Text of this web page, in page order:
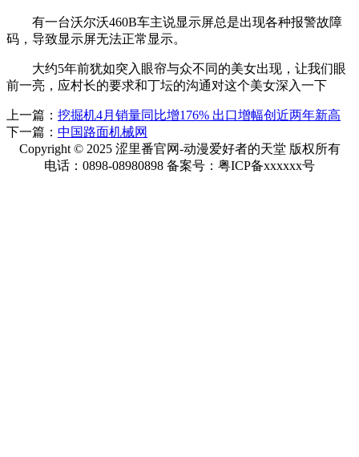
有一台沃尔沃460B车主说显示屏总是出现各种报警故障
码，导致显示屏无法正常显示。
大约5年前犹如突入眼帘与众不同的美女出现，让我们眼
前一亮，应村长的要求和丁坛的沟通对这个美女深入一下
上一篇： 挖掘机4月销量同比增176% 出口增幅创近两年新高
下一篇： 中国路面机械网
Copyright © 2025 涩里番官网-动漫爱好者的天堂 版权所有
电话：0898-08980898 备案号：粤ICP备xxxxxx号